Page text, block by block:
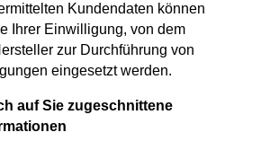
Kundendaten können
Ihrer Einwilligung, von dem
zur Durchführung von
eingesetzt werden.
auf Sie zugeschnittene